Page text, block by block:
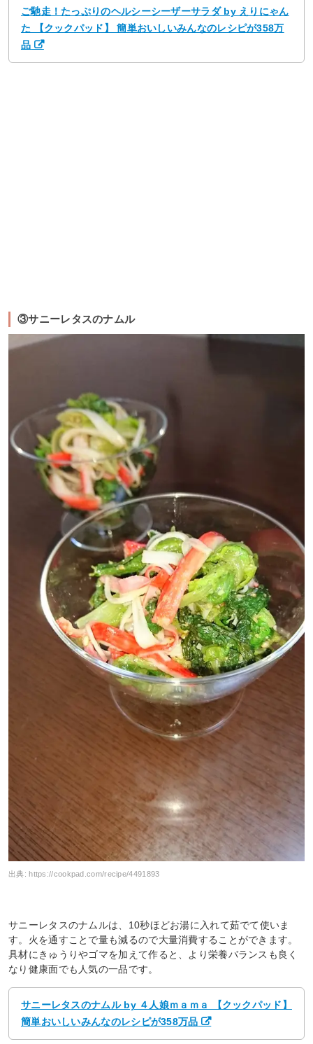
ご馳走！たっぷりのヘルシーシーザーサラダ by えりにゃん
た 【クックパッド】 簡単おいしいみんなのレシピが358万
品
③サニーレタスのナムル
出典:https://cookpad.com/recipe/4491893
サニーレタスのナムルは、10秒ほどお湯に入れて茹でて使いま
す。火を通すことで量も減るので大量消費することができます。
具材にきゅうりやゴマを加えて作ると、より栄養バランスも良く
なり健康面でも人気の一品です。
サニーレタスのナムル by ４人娘ｍａｍａ 【クックパッド】
簡単おいしいみんなのレシピが358万品